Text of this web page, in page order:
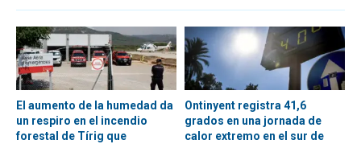
El aumento de la humedad da
un respiro en el incendio
forestal de Tírig que
Ontinyent registra 41,6
grados en una jornada de
calor extremo en el sur de